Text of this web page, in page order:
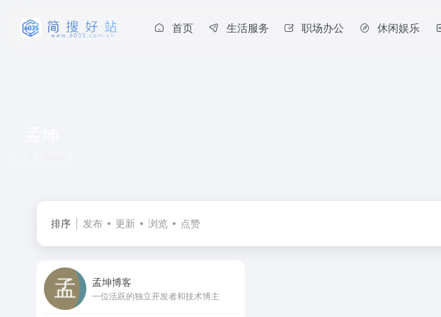
首页 生活服务 职场办公 休闲娱乐
排序 发布 更新 浏览 点赞
孟坤博客
一位活跃的独立开发者和技术博主